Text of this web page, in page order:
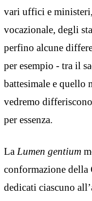
vari uffici e
vocazionale, degli
perfino alcune
per esempio - tra il
battesimale e quello
vedremo
per essenza.
La Lumen gentium
conformazione
dedicati ciascuno